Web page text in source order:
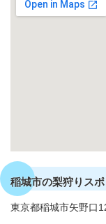
稲城市の梨狩りス
東京都稲城市矢野